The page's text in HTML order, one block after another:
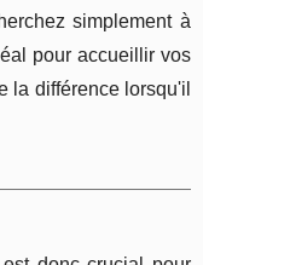
simplement à
pour accueillir vos
la différence lorsqu'il